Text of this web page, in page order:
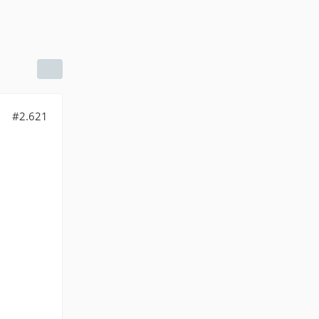
#2.621